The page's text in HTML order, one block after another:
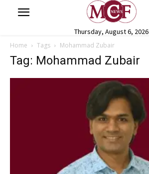
Thursday, August 6, 2026
Home Tags Mohammad Zubair
Tag: Mohammad Zubair